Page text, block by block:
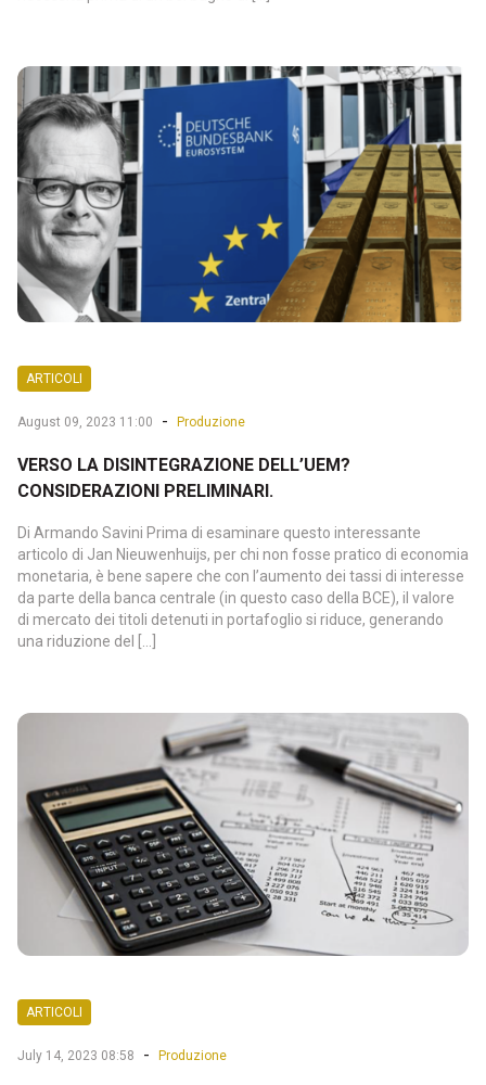
ARTICOLI
August 09, 2023 11:00 - Produzione
VERSO LA DISINTEGRAZIONE DELL’UEM?
CONSIDERAZIONI PRELIMINARI.
Di Armando Savini Prima di esaminare questo interessante
articolo di Jan Nieuwenhuijs, per chi non fosse pratico di economia
monetaria, è bene sapere che con l’aumento dei tassi di interesse
da parte della banca centrale (in questo caso della BCE), il valore
di mercato dei titoli detenuti in portafoglio si riduce, generando
una riduzione del […]
ARTICOLI
July 14, 2023 08:58 - Produzione